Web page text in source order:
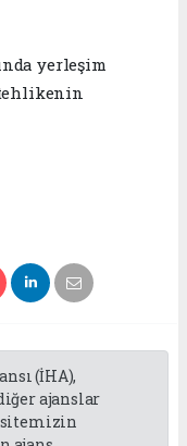
yerleşim
(İHA),
ajanslar
sitemizin